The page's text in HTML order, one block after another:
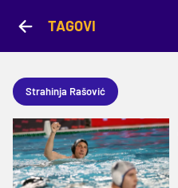
TAGOVI
Strahinja Rašović